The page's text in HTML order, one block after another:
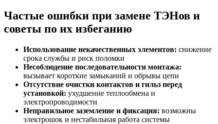
Частые ошибки при замене ТЭНов и
советы по их избеганию
Использование некачественных элементов: снижение
срока службы и риск поломки
Несоблюдение последовательности монтажа:
вызывает короткие замыканий и обрывы цепи
Отсутствие очистки контактов и гильз перед
установкой: ухудшение теплообмена и
электропроводимости
Неправильное заземление и фиксация: возможны
электрошок и нестабильная работа системы